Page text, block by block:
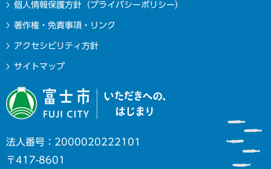
個人情報保護方針（プライバシーポリシー）
著作権・免責事項・リンク
アクセシビリティ方針
サイトマップ
法人番号：2000020222101
〒417-8601